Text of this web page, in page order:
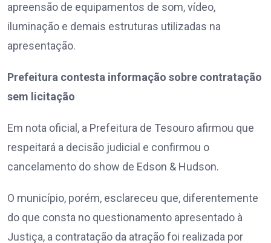
apreensão de equipamentos de som, vídeo,
iluminação e demais estruturas utilizadas na
apresentação.
Prefeitura contesta informação sobre contratação
sem licitação
Em nota oficial, a Prefeitura de Tesouro afirmou que
respeitará a decisão judicial e confirmou o
cancelamento do show de Edson & Hudson.
O município, porém, esclareceu que, diferentemente
do que consta no questionamento apresentado à
Justiça, a contratação da atração foi realizada por